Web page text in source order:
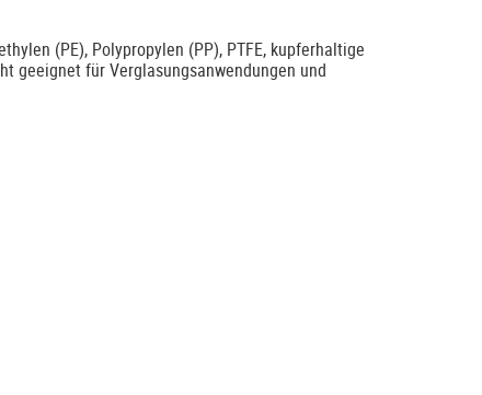
(PE), Polypropylen (PP), PTFE, kupferhaltige
geeignet für Verglasungsanwendungen und